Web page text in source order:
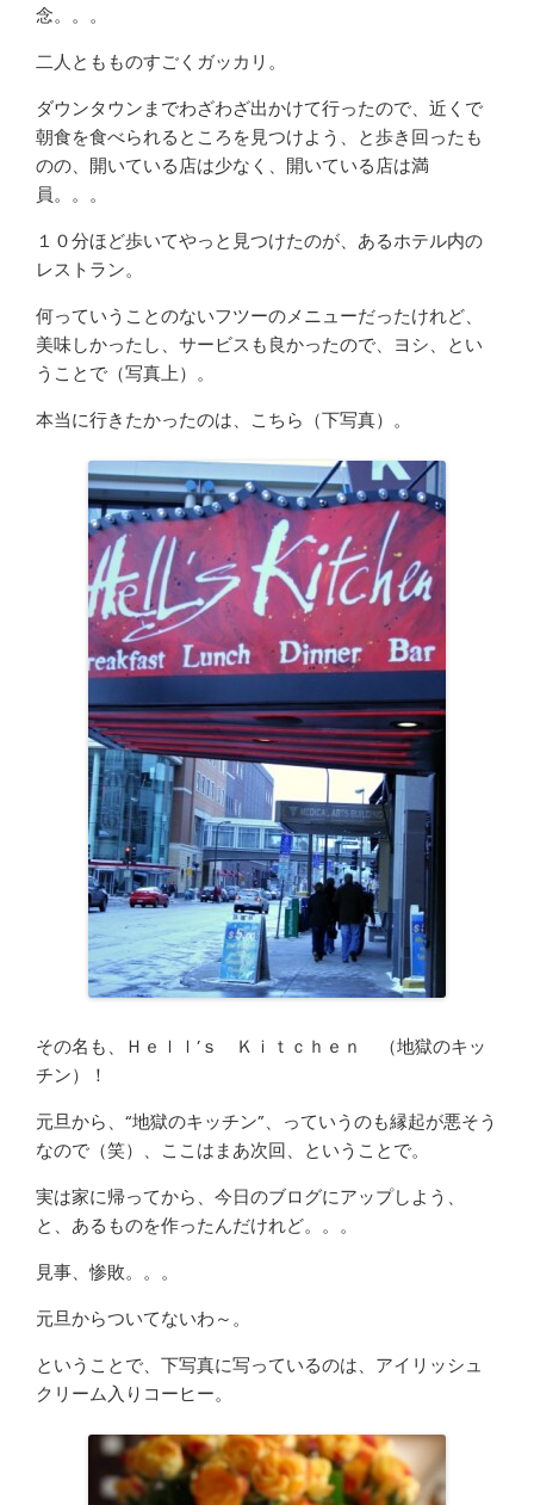
念。。。
二人ともものすごくガッカリ。
ダウンタウンまでわざわざ出かけて行ったので、近くで
朝食を食べられるところを見つけよう、と歩き回ったも
のの、開いている店は少なく、開いている店は満
員。。。
１０分ほど歩いてやっと見つけたのが、あるホテル内の
レストラン。
何っていうことのないフツーのメニューだったけれど、
美味しかったし、サービスも良かったので、ヨシ、とい
うことで（写真上）。
本当に行きたかったのは、こちら（下写真）。
その名も、Ｈｅｌｌ’ｓ Ｋｉｔｃｈｅｎ （地獄のキッ
チン）！
元旦から、“地獄のキッチン”、っていうのも縁起が悪そう
なので（笑）、ここはまあ次回、ということで。
実は家に帰ってから、今日のブログにアップしよう、
と、あるものを作ったんだけれど。。。
見事、惨敗。。。
元旦からついてないわ～。
ということで、下写真に写っているのは、アイリッシュ
クリーム入りコーヒー。